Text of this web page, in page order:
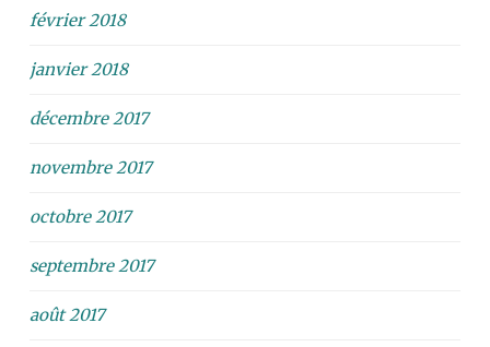
février 2018
janvier 2018
décembre 2017
novembre 2017
octobre 2017
septembre 2017
août 2017